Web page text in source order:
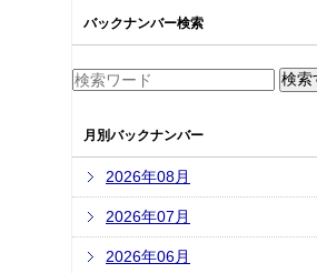
バックナンバー検索
月別バックナンバー
2026年08月
2026年07月
2026年06月